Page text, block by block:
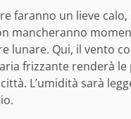
faranno un lieve
mancheranno
lunare. Qui, il vento
frizzante renderà
L’umidità sarà